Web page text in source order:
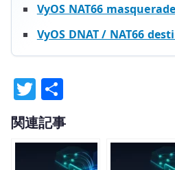
VyOS NAT66
VyOS DNAT / NAT66
T
w
it
te
有
関連記事